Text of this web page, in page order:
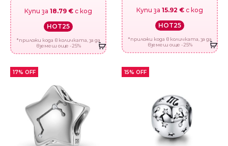
Купи за 18.79 € с код
HOT25
*приложи кода в количката, за да
вземеш още -25%
Купи за 15.92 € с код
HOT25
*приложи кода в количката, за да
вземеш още -25%
17% OFF 15% OFF